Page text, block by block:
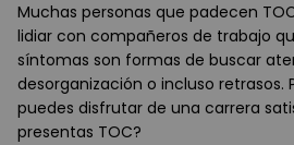
Muchas personas que padecen
lidiar con compañeros de trabajo
síntomas son formas de buscar
desorganización o incluso retrasos.
puedes disfrutar de una carrera
presentas TOC?